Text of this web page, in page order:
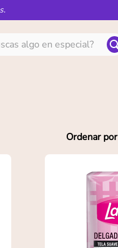
algo en especial?
Ordenar por